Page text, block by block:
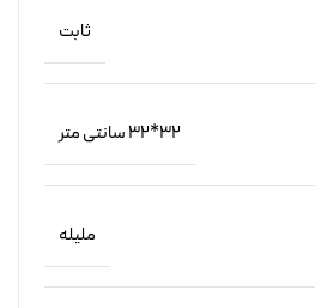
ثابت
32*32 سانتی متر
ملیله